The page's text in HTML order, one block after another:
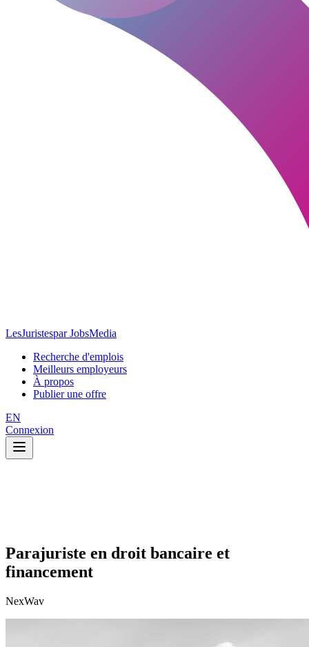
LesJuristespar JobsMedia
Recherche d'emplois
Meilleurs employeurs
À propos
Publier une offre
EN
Connexion
Parajuriste en droit bancaire et
financement
NexWav